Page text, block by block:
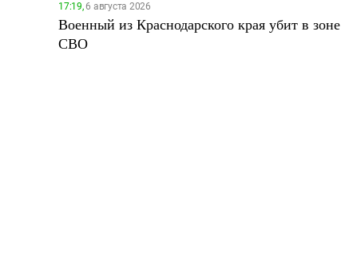
17:19,6 августа 2026
Военный из Краснодарского края убит в зоне
СВО